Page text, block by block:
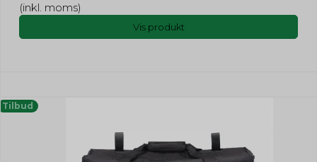
(inkl. moms)
Vis produkt
Tilbud